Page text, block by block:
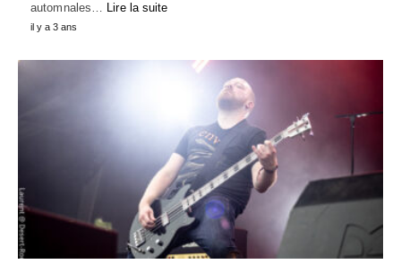
automnales… Lire la suite
il y a 3 ans